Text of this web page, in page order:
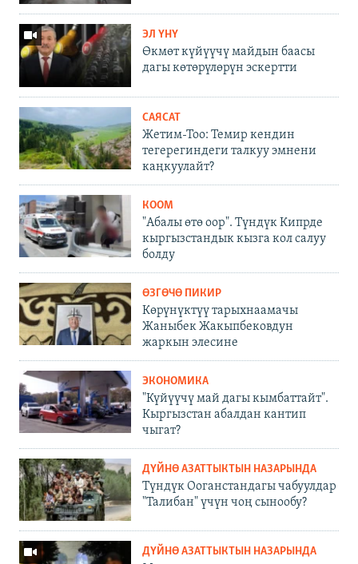
ЭЛ ҮНҮ
Өкмөт күйүүчү майдын баасы
дагы көтөрүлөрүн эскертти
САЯСАТ
Жетим-Тоо: Темир кендин
тегерегиндеги талкуу эмнени
каңкуулайт?
КООМ
"Абалы өтө оор". Түндүк Кипрде
кыргызстандык кызга кол салуу
болду
ӨЗГӨЧӨ ПИКИР
Көрүнүктүү тарыхнаамачы
Жаныбек Жакыпбековдун
жаркын элесине
ЭКОНОМИКА
"Күйүүчү май дагы кымбаттайт".
Кыргызстан абалдан кантип
чыгат?
ДҮЙНӨ АЗАТТЫКТЫН НАЗАРЫНДА
Түндүк Ооганстандагы чабуулдар
"Талибан" үчүн чоң сынообу?
ДҮЙНӨ АЗАТТЫКТЫН НАЗАРЫНДА